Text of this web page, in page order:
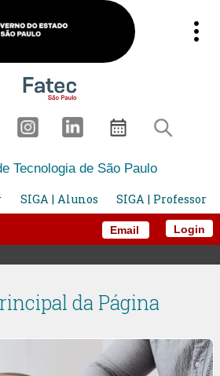
Email
Tecnologia de São Paulo
SIGA | Alunos SIGA | Professor
Login
da Página